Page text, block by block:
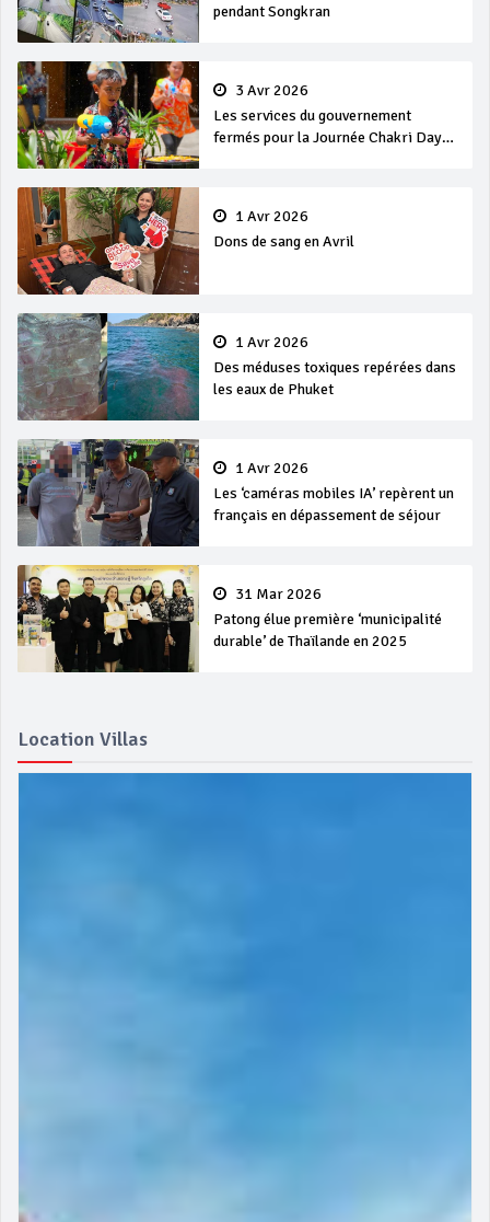
pendant Songkran
3 Avr 2026
Les services du gouvernement
fermés pour la Journée Chakri Day
1 Avr 2026
Dons de sang en Avril
1 Avr 2026
Des méduses toxiques repérées dans
les eaux de Phuket
1 Avr 2026
Les ‘caméras mobiles IA’ repèrent un
français en dépassement de séjour
31 Mar 2026
Patong élue première ‘municipalité
durable’ de Thaïlande en 2025
Location Villas